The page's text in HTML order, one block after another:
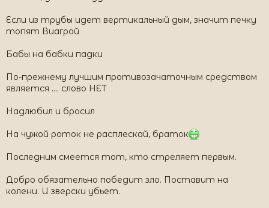
Если из трубы идет вертикальный дым, значит печку
топят Виагрой
Бабы на бабки падки
По-прежнему лучшим противозачаточным средством
является .... слово НЕТ
Надлюбил и бросил
На чужой роток не расплескай, браток
Последним смеется тот, кто стреляет первым.
Добро обязательно победит зло. Поставит на
колени. И зверски убьет.